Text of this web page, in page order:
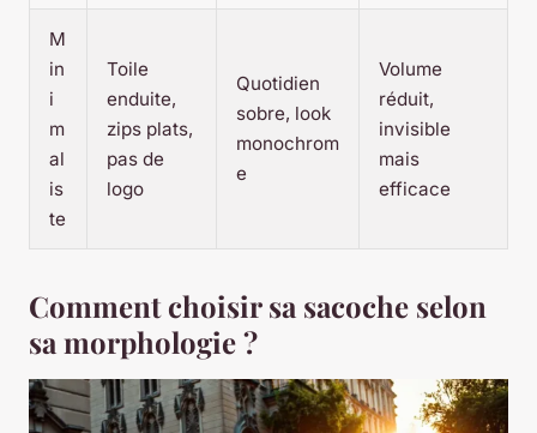
M
in
i
m
al
is
te
Toile
enduite,
zips plats,
pas de
logo
Quotidien
sobre, look
monochrom
e
Volume
réduit,
invisible
mais
efficace
Comment choisir sa sacoche selon
sa morphologie ?